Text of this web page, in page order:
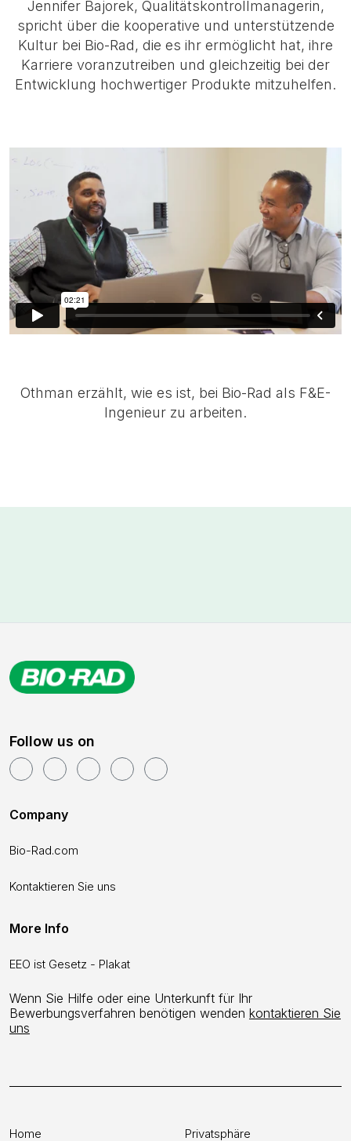
Jennifer Bajorek, Qualitätskontrollmanagerin,
spricht über die kooperative und unterstützende
Kultur bei Bio-Rad, die es ihr ermöglicht hat, ihre
Karriere voranzutreiben und gleichzeitig bei der
Entwicklung hochwertiger Produkte mitzuhelfen.
Othman erzählt, wie es ist, bei Bio-Rad als F&E-
Ingenieur zu arbeiten.
Follow us on
Company
Bio-Rad.com
Kontaktieren Sie uns
More Info
EEO ist Gesetz - Plakat
Wenn Sie Hilfe oder eine Unterkunft für Ihr
Bewerbungsverfahren benötigen wenden kontaktieren Sie
uns
Home Privatsphäre